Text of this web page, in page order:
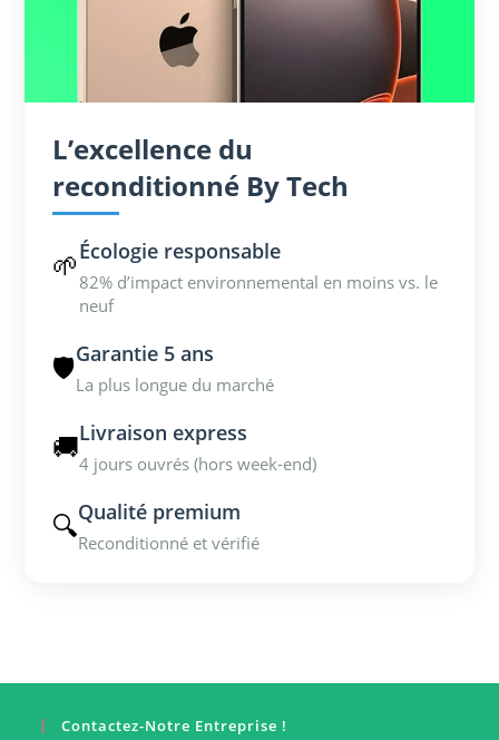
L’excellence du
reconditionné By Tech
🌱Écologie responsable
82% d’impact environnemental en moins vs. le
neuf
🛡️Garantie 5 ans
La plus longue du marché
🚚Livraison express
4 jours ouvrés (hors week-end)
🔍Qualité premium
Reconditionné et vérifié
Contactez-Notre Entreprise !